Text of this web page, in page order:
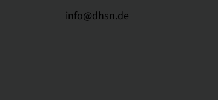
info@dhsn.de